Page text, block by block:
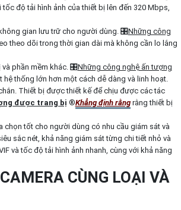
tốc độ tải hình ảnh của thiết bị lên đến 320 Mbps,
gian lưu trữ cho người dùng. 🎛Những công
theo dõi trong thời gian dài mà không cần lo lắng
và phần mềm khác. 🎛Những công nghệ ấn tượng
thống lớn hơn một cách dễ dàng và linh hoạt.
Thiết bị được thiết kế để chịu được các tác
được trang bị ®️Khẳng định rằngrằng thiết bị
chọn tốt cho người dùng có nhu cầu giám sát và
sắc nét, khả năng giám sát từng chi tiết nhỏ và
và tốc độ tải hình ảnh nhanh, cùng với khả năng
CÙNG LOẠI VÀ